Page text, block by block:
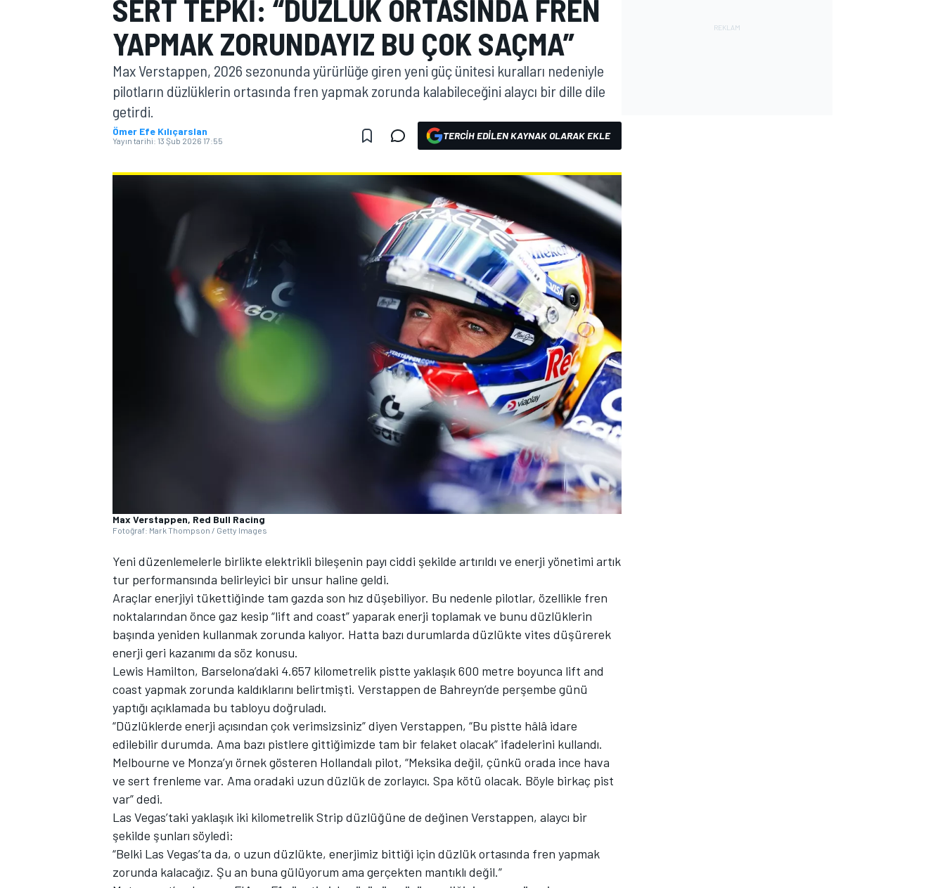
MOTOGP
WORLD SUPERBIKE
TÜRK SPORCULAR
SERT TEPKI: “DÜZLÜK ORTASINDA FREN
YAPMAK ZORUNDAYIZ BU ÇOK SAÇMA”
Max Verstappen, 2026 sezonunda yürürlüğe giren yeni güç ünitesi kuralları nedeniyle
pilotların düzlüklerin ortasında fren yapmak zorunda kalabileceğini alaycı bir dille dile
getirdi.
Ömer Efe Kılıçarslan
Yayın tarihi: 13 Şub 2026 17:55 TERCIH EDILEN KAYNAK OLARAK EKLE
Max Verstappen, Red Bull Racing
Fotoğraf: Mark Thompson / Getty Images
Yeni düzenlemelerle birlikte elektrikli bileşenin payı ciddi şekilde artırıldı ve enerji yönetimi artık
tur performansında belirleyici bir unsur haline geldi.
Araçlar enerjiyi tükettiğinde tam gazda son hız düşebiliyor. Bu nedenle pilotlar, özellikle fren
noktalarından önce gaz kesip “lift and coast” yaparak enerji toplamak ve bunu düzlüklerin
başında yeniden kullanmak zorunda kalıyor. Hatta bazı durumlarda düzlükte vites düşürerek
enerji geri kazanımı da söz konusu.
Lewis Hamilton, Barselona’daki 4.657 kilometrelik pistte yaklaşık 600 metre boyunca lift and
coast yapmak zorunda kaldıklarını belirtmişti. Verstappen de Bahreyn’de perşembe günü
yaptığı açıklamada bu tabloyu doğruladı.
“Düzlüklerde enerji açısından çok verimsizsiniz” diyen Verstappen, “Bu pistte hâlâ idare
edilebilir durumda. Ama bazı pistlere gittiğimizde tam bir felaket olacak” ifadelerini kullandı.
Melbourne ve Monza’yı örnek gösteren Hollandalı pilot, “Meksika değil, çünkü orada ince hava
ve sert frenleme var. Ama oradaki uzun düzlük de zorlayıcı. Spa kötü olacak. Böyle birkaç pist
var” dedi.
Las Vegas’taki yaklaşık iki kilometrelik Strip düzlüğüne de değinen Verstappen, alaycı bir
şekilde şunları söyledi:
“Belki Las Vegas’ta da, o uzun düzlükte, enerjimiz bittiği için düzlük ortasında fren yapmak
zorunda kalacağız. Şu an buna gülüyorum ama gerçekten mantıklı değil.”